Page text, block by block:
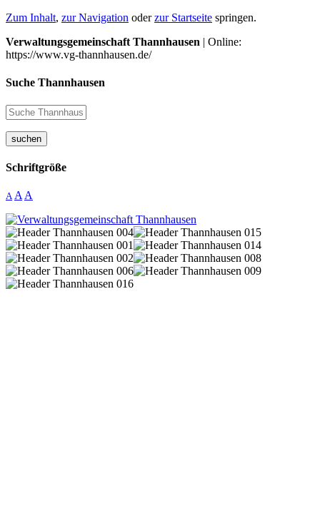
Zum Inhalt, zur Navigation oderzur Startseite springen.
Verwaltungsgemeinschaft Thannhausen | Online:
https://www.vg-thannhausen.de/
Suche Thannhausen
suchen
Schriftgröße
A A A